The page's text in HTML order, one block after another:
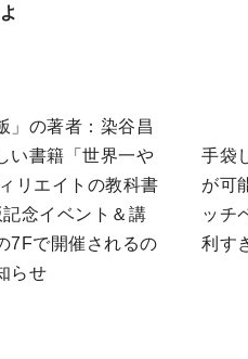
」の著者：染谷昌
い書籍「世界一や
リエイトの教科書
念イベント＆講
7Fで開催されるの
らせ
手袋
が可
ッチ
利す